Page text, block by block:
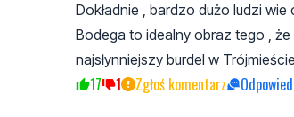
Dokładnie , bardzo dużo ludzi
Bodega to idealny obraz tego ,
najsłynniejszy burdel w
17 1 Zgłoś komentarz